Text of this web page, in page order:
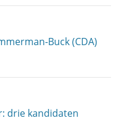
Buck (CDA)
drie kandidaten